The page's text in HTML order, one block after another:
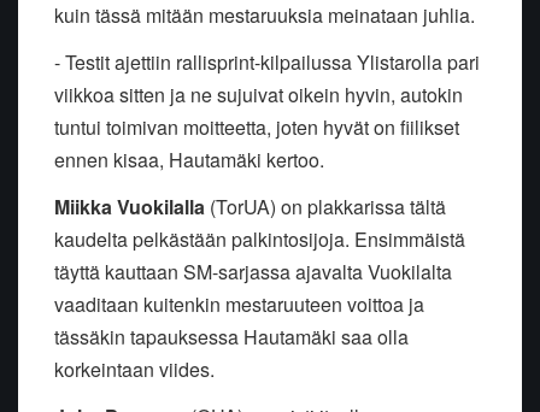
kuin tässä mitään mestaruuksia meinataan juhlia.
- Testit ajettiin rallisprint-kilpailussa Ylistarolla pari
viikkoa sitten ja ne sujuivat oikein hyvin, autokin
tuntui toimivan moitteetta, joten hyvät on fiilikset
ennen kisaa, Hautamäki kertoo.
Miikka Vuokilalla (TorUA) on plakkarissa tältä
kaudelta pelkästään palkintosijoja. Ensimmäistä
täyttä kauttaan SM-sarjassa ajavalta Vuokilalta
vaaditaan kuitenkin mestaruuteen voittoa ja
tässäkin tapauksessa Hautamäki saa olla
korkeintaan viides.